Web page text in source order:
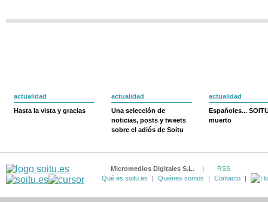
actualidad
Hasta la vista y gracias
actualidad
Una selección de
noticias, posts y tweets
sobre el adiós de Soitu
actualidad
Españoles...
muerto
Micromedios Digitales S.L. |
RSS
Qué es soitu.es
| Quiénes somos | Contacto |